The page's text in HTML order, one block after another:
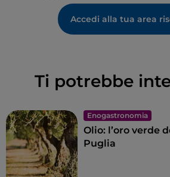
Accedi alla tua area
Ti potrebbe
Enogastronomia
Olio: l’oro verde
Puglia